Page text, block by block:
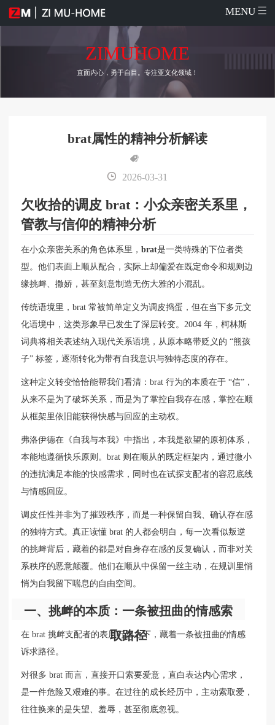
MENU
ZIMUHOME
直面内心，勇于自目。专注亚文化领域！
brat属性的精神分析解读
2026-03-31
欠收拾的调皮 brat：小众亲密关系里，
管教与信仰的精神分析
在小众亲密关系的角色体系里，brat是一类特殊的下位者类
型。他们表面上顺从配合，实际上却偏爱在既定命令和规则边
缘挑衅、撒娇，甚至刻意制造无伤大雅的小混乱。
传统语境里，brat 常被简单定义为调皮捣蛋，但在当下多元文
化语境中，这类形象早已发生了深层转变。2004 年，柯林斯
词典将相关表述纳入现代关系语境，从原本略带贬义的 “熊孩
子” 标签，逐渐转化为带有自我意识与独特态度的存在。
这种定义转变恰恰能帮我们看清：brat 行为的本质在于 “信”，
从来不是为了破坏关系，而是为了掌控自我存在感，掌控在顺
从框架里依旧能获得快感与回应的主动权。
弗洛伊德在《自我与本我》中指出，本我是欲望的原初体系，
本能地遵循快乐原则。brat 则在顺从的既定框架内，通过微小
的违抗满足本能的快感需求，同时也在试探支配者的容忍底线
与情感回应。
调皮任性并非为了摧毁秩序，而是一种保留自我、确认存在感
的独特方式。真正读懂 brat 的人都会明白，每一次看似叛逆
的挑衅背后，藏着的都是对自身存在感的反复确认，而非对关
系秩序的恶意颠覆。他们在顺从中保留一丝主动，在规训里悄
悄为自我留下喘息的自由空间。
一、挑衅的本质：一条被扭曲的情感索
取路径
在 brat 挑衅支配者的表层行为之下，藏着一条被扭曲的情感
诉求路径。
对很多 brat 而言，直接开口索要爱意，直白表达内心需求，
是一件危险又艰难的事。在过往的成长经历中，主动索取爱，
往往换来的是失望、羞辱，甚至彻底忽视。